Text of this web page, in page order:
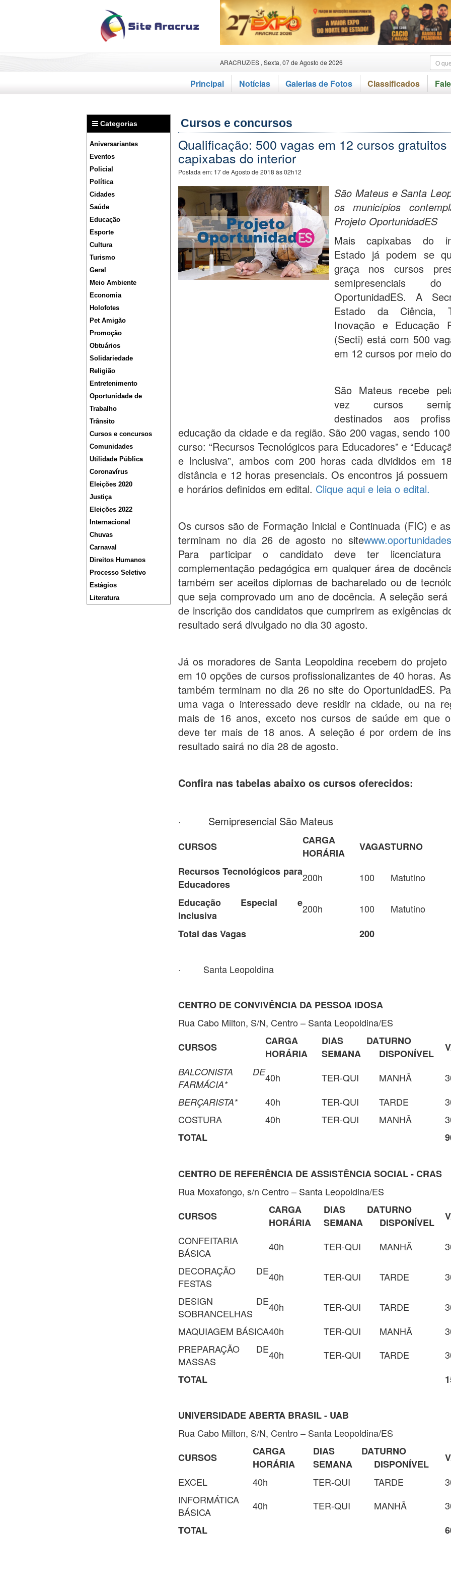
ARACRUZ/ES , Sexta, 07 de Agosto de 2026
Principal Notícias Galerias de Fotos Classificados
Categorias
Aniversariantes
Eventos
Policial
Política
Cidades
Saúde
Educação
Esporte
Cultura
Turismo
Geral
Meio Ambiente
Economia
Holofotes
Pet Amigão
Promoção
Obtuários
Solidariedade
Religião
Entretenimento
Oportunidade de
Trabalho
Trânsito
Cursos e concursos
Comunidades
Utilidade Pública
Coronavírus
Eleições 2020
Justiça
Eleições 2022
Internacional
Chuvas
Carnaval
Direitos Humanos
Processo Seletivo
Estágios
Literatura
Cursos e concursos
Qualificação: 500 vagas em 12 cursos gratuitos
capixabas do interior
Postada em: 17 de Agosto de 2018 às 02h12
São Mateus e Santa
os municípios
Projeto OportunidadES
Mais capixabas do
Estado já podem se
graça nos cursos
semipresenciais
OportunidadES. A
Estado da Ciência,
Inovação e Educação
(Secti) está com 500
em 12 cursos por meio
São Mateus recebe
vez cursos
destinados aos
educação da cidade e da região. São 200 vagas, sendo
curso: “Recursos Tecnológicos para Educadores” e
e Inclusiva”, ambos com 200 horas cada divididos em
distância e 12 horas presenciais. Os encontros já
e horários definidos em edital. Clique aqui e leia o edital.
Os cursos são de Formação Inicial e Continuada (FIC) e
terminam no dia 26 de agosto no site
Para participar o candidato deve ter licenciatura
complementação pedagógica em qualquer área de
também ser aceitos diplomas de bacharelado ou de
que seja comprovado um ano de docência. A seleção
de inscrição dos candidatos que cumprirem as exigências
resultado será divulgado no dia 30 agosto.
Já os moradores de Santa Leopoldina recebem do projeto
em 10 opções de cursos profissionalizantes de 40 horas.
também terminam no dia 26 no site do OportunidadES.
uma vaga o interessado deve residir na cidade, ou na
mais de 16 anos, exceto nos cursos de saúde em que
deve ter mais de 18 anos. A seleção é por ordem de
resultado sairá no dia 28 de agosto.
Confira nas tabelas abaixo os cursos oferecidos:
· Semipresencial São Mateus
CURSOS
CARGA
HORÁRIA
VAGASTURNO
Recursos Tecnológicos para
Educadores
200h 100
Matutino
Educação Especial e
Inclusiva
200h 100
Matutino
Total das Vagas
200
· Santa Leopoldina
CENTRO DE CONVIVÊNCIA DA PESSOA IDOSA
Rua Cabo Milton, S/N, Centro – Santa Leopoldina/ES
CURSOS
CARGA
HORÁRIA
DIAS DA
SEMANA
TURNO
DISPONÍVEL
BALCONISTA DE
FARMÁCIA*
40h TER-QUI MANHÃ
BERÇARISTA* 40h TER-QUI TARDE
COSTURA
40h TER-QUI MANHÃ
TOTAL
CENTRO DE REFERÊNCIA DE ASSISTÊNCIA SOCIAL - CRAS
Rua Moxafongo, s/n Centro – Santa Leopoldina/ES
CURSOS
CARGA
HORÁRIA
DIAS DA
SEMANA
TURNO
DISPONÍVEL
CONFEITARIA
BÁSICA
40h TER-QUI MANHÃ
DECORAÇÃO DE
FESTAS
40h TER-QUI TARDE
DESIGN DE
SOBRANCELHAS
40h TER-QUI TARDE
MAQUIAGEM BÁSICA40h TER-QUI MANHÃ
PREPARAÇÃO DE
MASSAS
40h TER-QUI TARDE
TOTAL
UNIVERSIDADE ABERTA BRASIL - UAB
Rua Cabo Milton, S/N, Centro – Santa Leopoldina/ES
CURSOS
CARGA
HORÁRIA
DIAS DA
SEMANA
TURNO
DISPONÍVEL
EXCEL
40h TER-QUI TARDE
INFORMÁTICA
BÁSICA
40h TER-QUI MANHÃ
TOTAL